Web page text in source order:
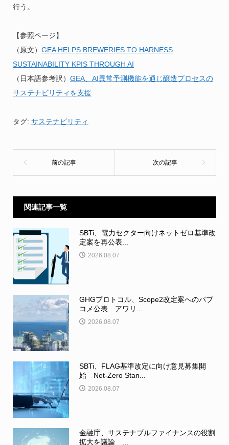
行う。
【参照ページ】
（原文） GEA HELPS BREWERIES TO HARNESS
SUSTAINABILITY KPIS THROUGH AI
（日本語参考訳） GEA、AI異常予測機能を通じ醸造プロセスの
サステナビリティを支援
タグ: サステナビリティ
関連記事一覧
SBTi、電力セクター向けネットゼロ基準改
定案を再公表...
2026.08.07
GHGプロトコル、Scope2改定案へのパブ
コメ公表 アワリ...
2026.08.07
SBTi、FLAG基準改定に向け意見募集開
始 Net-Zero Stan...
2026.08.07
金融庁、サステナブルファイナンスの役割
拡大を議論 ...